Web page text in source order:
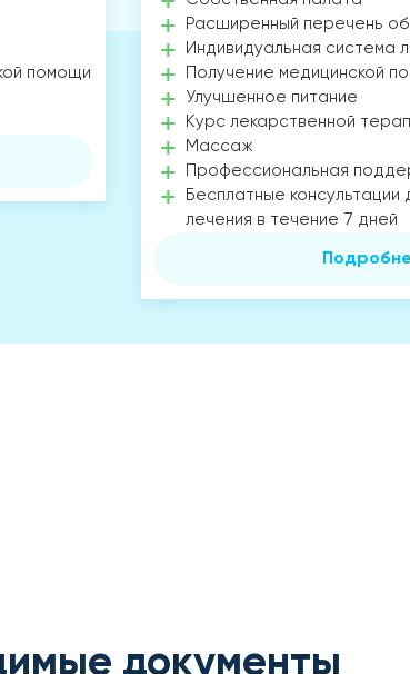
помощи
Расширенный перечень
Индивидуальная система
Получение медицинской
Улучшенное питание
Курс лекарственной
Массаж
Профессиональная
Бесплатные консультации
лечения в течение 7 дней
документы